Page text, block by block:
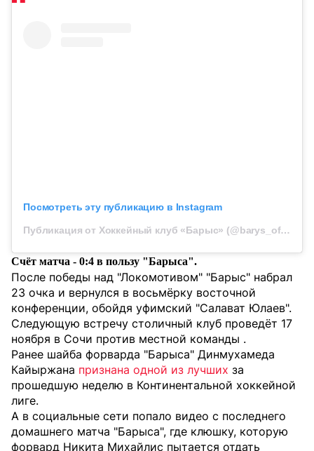
Посмотреть эту публикацию в Instagram
Публикация от Хоккейный клуб «Барыс» (@barys_official)
Счёт матча - 0:4 в пользу "Барыса".
После победы над "Локомотивом" "Барыс" набрал
23 очка и вернулся в восьмёрку восточной
конференции, обойдя уфимский "Салават Юлаев".
Следующую встречу столичный клуб проведёт 17
ноября в Сочи против местной команды .
Ранее шайба форварда "Барыса" Динмухамеда
Кайыржана признана одной из лучших за
прошедшую неделю в Континентальной хоккейной
лиге.
А в социальные сети попало видео с последнего
домашнего матча "Барыса", где клюшку, которую
форвард Никита Михайлис пытается отдать